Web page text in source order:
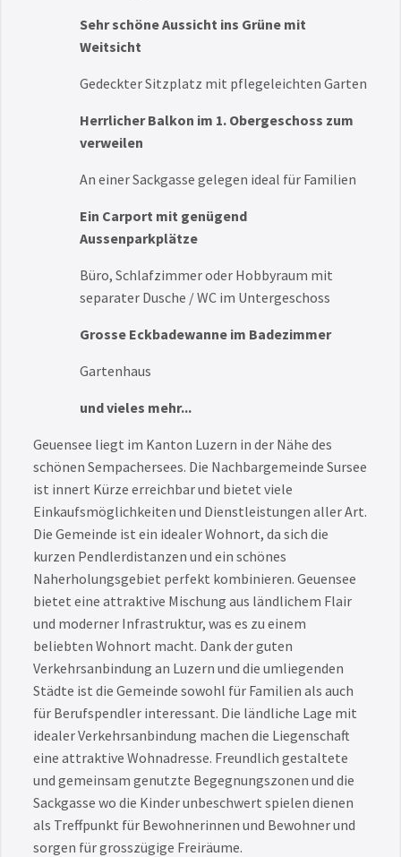
Sehr schöne Aussicht ins Grüne mit
Weitsicht
Gedeckter Sitzplatz mit pflegeleichten Garten
Herrlicher Balkon im 1. Obergeschoss zum
verweilen
An einer Sackgasse gelegen ideal für Familien
Ein Carport mit genügend
Aussenparkplätze
Büro, Schlafzimmer oder Hobbyraum mit
separater Dusche / WC im Untergeschoss
Grosse Eckbadewanne im Badezimmer
Gartenhaus
und vieles mehr...
Geuensee liegt im Kanton Luzern in der Nähe des
schönen Sempachersees. Die Nachbargemeinde Sursee
ist innert Kürze erreichbar und bietet viele
Einkaufsmöglichkeiten und Dienstleistungen aller Art.
Die Gemeinde ist ein idealer Wohnort, da sich die
kurzen Pendlerdistanzen und ein schönes
Naherholungsgebiet perfekt kombinieren. Geuensee
bietet eine attraktive Mischung aus ländlichem Flair
und moderner Infrastruktur, was es zu einem
beliebten Wohnort macht. Dank der guten
Verkehrsanbindung an Luzern und die umliegenden
Städte ist die Gemeinde sowohl für Familien als auch
für Berufspendler interessant. Die ländliche Lage mit
idealer Verkehrsanbindung machen die Liegenschaft
eine attraktive Wohnadresse. Freundlich gestaltete
und gemeinsam genutzte Begegnungszonen und die
Sackgasse wo die Kinder unbeschwert spielen dienen
als Treffpunkt für Bewohnerinnen und Bewohner und
sorgen für grosszügige Freiräume.